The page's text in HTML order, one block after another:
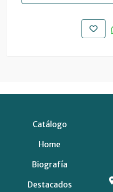
Catálogo
Home
Biografía
Destacados